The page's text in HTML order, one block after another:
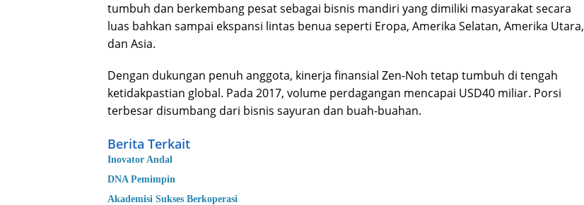
tumbuh dan berkembang pesat sebagai bisnis mandiri yang dimiliki masyarakat secara
luas bahkan sampai ekspansi lintas benua seperti Eropa, Amerika Selatan, Amerika Utara,
dan Asia.
Dengan dukungan penuh anggota, kinerja finansial Zen-Noh tetap tumbuh di tengah
ketidakpastian global. Pada 2017, volume perdagangan mencapai USD40 miliar. Porsi
terbesar disumbang dari bisnis sayuran dan buah-buahan.
Berita Terkait
Inovator Andal
DNA Pemimpin
Akademisi Sukses Berkoperasi